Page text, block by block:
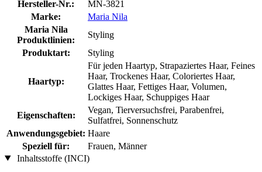
Hersteller-Nr.:
MN-3821
Marke:
Maria Nila
Maria Nila
Produktlinien:
Styling
Produktart:
Styling
Haartyp:
Für jeden Haartyp, Strapaziertes Haar, Feines
Haar, Trockenes Haar, Coloriertes Haar,
Glattes Haar, Fettiges Haar, Volumen,
Lockiges Haar, Schuppiges Haar
Eigenschaften:
Vegan, Tierversuchsfrei, Parabenfrei,
Sulfatfrei, Sonnenschutz
Anwendungsgebiet: Haare
Speziell für:
Frauen, Männer
Inhaltsstoffe (INCI)